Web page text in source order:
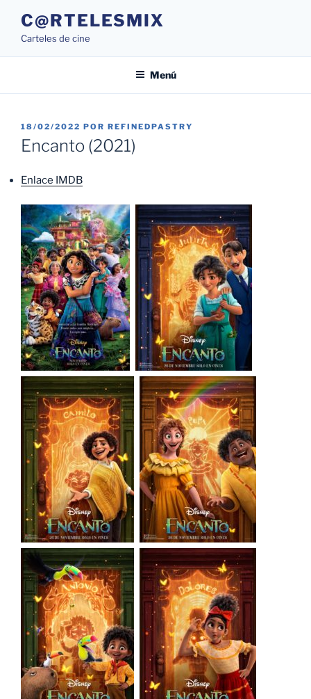
contenido
C@RTELESMIX
Carteles de cine
Menú
PUBLICADO
EL
18/02/2022 POR REFINEDPASTRY
Encanto (2021)
Enlace IMDB